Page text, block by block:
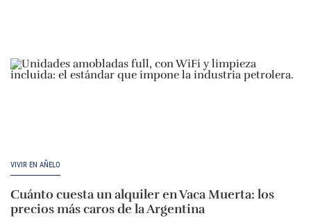
VIVIR EN AÑELO
Cuánto cuesta un alquiler en Vaca Muerta: los
precios más caros de la Argentina